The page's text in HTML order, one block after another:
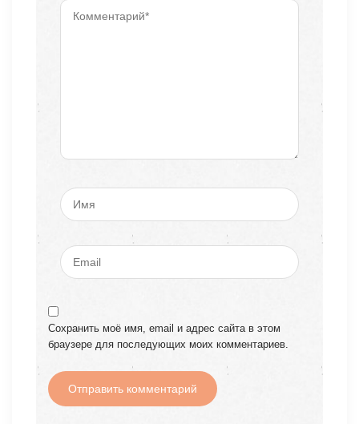
Сохранить моё имя, email и адрес сайта в этом
браузере для последующих моих комментариев.